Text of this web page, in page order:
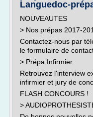
Languedoc-
NOUVEAUTES
> Nos prépas 2017-
Contactez-nous par
le formulaire de
> Prépa Infirmier
Retrouvez l'interview
infirmier et jury de
FLASH CONCOURS !
>